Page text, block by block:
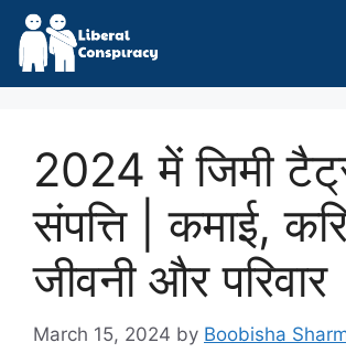
Skip
content
2024 में जिमी
संपत्ति | कमाई,
जीवनी और परिवार
March 15, 2024 by Boobisha